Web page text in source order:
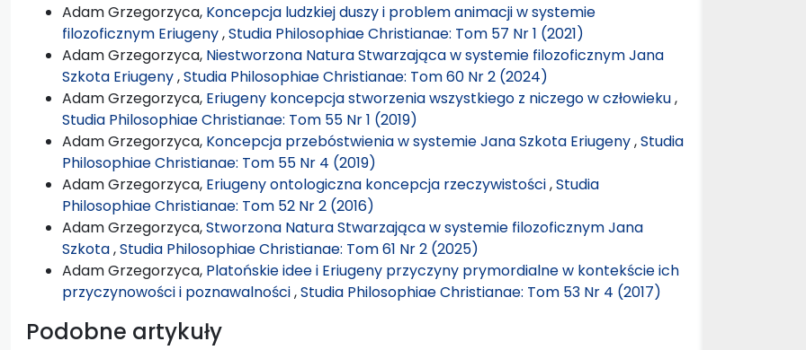
Adam Grzegorzyca, Koncepcja ludzkiej duszy i problem animacji w systemie
filozoficznym Eriugeny,Studia Philosophiae Christianae: Tom 57 Nr 1 (2021)
Adam Grzegorzyca, Niestworzona Natura Stwarzająca w systemie filozoficznym Jana
Szkota Eriugeny,Studia Philosophiae Christianae: Tom 60 Nr 2 (2024)
Adam Grzegorzyca, Eriugeny koncepcja stworzenia wszystkiego z niczego w człowieku,
Studia Philosophiae Christianae: Tom 55 Nr 1 (2019)
Adam Grzegorzyca, Koncepcja przebóstwienia w systemie Jana Szkota Eriugeny,Studia
Philosophiae Christianae: Tom 55 Nr 4 (2019)
Adam Grzegorzyca, Eriugeny ontologiczna koncepcja rzeczywistości,Studia
Philosophiae Christianae: Tom 52 Nr 2 (2016)
Adam Grzegorzyca,Stworzona Natura Stwarzająca w systemie filozoficznym Jana
Szkota,Studia Philosophiae Christianae: Tom 61 Nr 2 (2025)
Adam Grzegorzyca, Platońskie idee i Eriugeny przyczyny prymordialne w kontekście ich
przyczynowości i poznawalności,Studia Philosophiae Christianae: Tom 53 Nr 4 (2017)
Podobne artykuły